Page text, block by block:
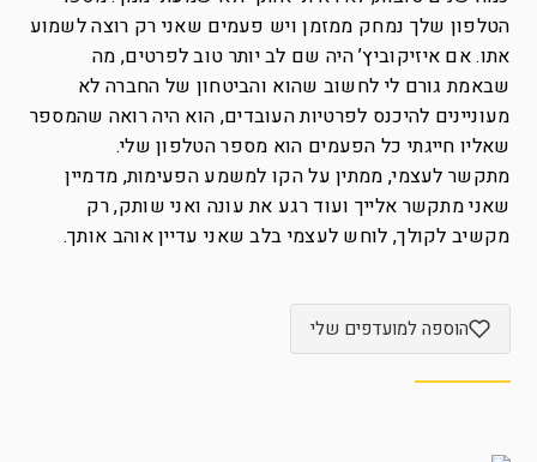
הטלפון שלך נמחק ממזמן ויש פעמים שאני רק רוצה לשמוע
אתו. אם איזיקוביץ’ היה שם לב יותר טוב לפרטים, מה
שבאמת גורם לי לחשוב שהוא והביטחון של החברה לא
מעוניינים להיכנס לפרטיות העובדים, הוא היה רואה שהמספר
שאליו חייגתי כל הפעמים הוא מספר הטלפון שלי.
מתקשר לעצמי, ממתין על הקו למשמע הפעימות, מדמיין
שאני מתקשר אלייך ועוד רגע את עונה ואני שותק, רק
מקשיב לקולך, לוחש לעצמי בלב שאני עדיין אוהב אותך.
הוספה למועדפים שלי